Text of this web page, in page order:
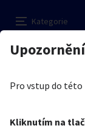
Kategorie
Auto-moto
Stroje a nářadí
Erotika
Je nám
hleda se
Kupující
Pošlete uživateli
Nahlásit
Upozornění
Pro vstup do
Kliknutím na